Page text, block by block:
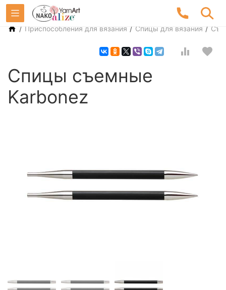
/ Приспособления для вязания / Спицы для вязания /
Спицы съемные
Karbonez